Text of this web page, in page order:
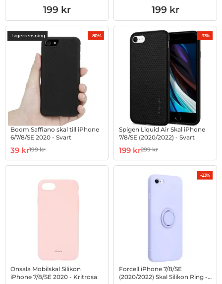
Art. nr 1002758988
199 kr Art. nr 1002800445
199 kr
Lagerrensning -80%
Boom Saffiano skal till iPhone
6/7/8/SE 2020 - Svart
Art. nr 1002801216
rea pris
39 krtidigare pris
199 kr
-33%
Spigen Liquid Air Skal iPhone
7/8/SE (2020/2022) - Svart
Art. nr 1002817521
rea pris
199 krtidigare pris
299 kr
Onsala Mobilskal Silikon
iPhone 7/8/SE 2020 - Kritrosa
-23%
Forcell iPhone 7/8/SE
(2020/2022) Skal Silikon Ring -